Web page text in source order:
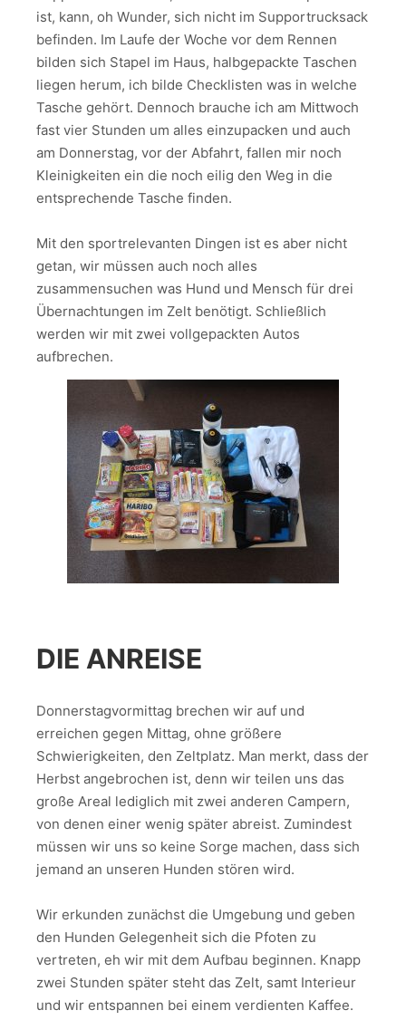
ist, kann, oh Wunder, sich nicht im Supportrucksack
befinden. Im Laufe der Woche vor dem Rennen
bilden sich Stapel im Haus, halbgepackte Taschen
liegen herum, ich bilde Checklisten was in welche
Tasche gehört. Dennoch brauche ich am Mittwoch
fast vier Stunden um alles einzupacken und auch
am Donnerstag, vor der Abfahrt, fallen mir noch
Kleinigkeiten ein die noch eilig den Weg in die
entsprechende Tasche finden.
Mit den sportrelevanten Dingen ist es aber nicht
getan, wir müssen auch noch alles
zusammensuchen was Hund und Mensch für drei
Übernachtungen im Zelt benötigt. Schließlich
werden wir mit zwei vollgepackten Autos
aufbrechen.
DIE ANREISE
Donnerstagvormittag brechen wir auf und
erreichen gegen Mittag, ohne größere
Schwierigkeiten, den Zeltplatz. Man merkt, dass der
Herbst angebrochen ist, denn wir teilen uns das
große Areal lediglich mit zwei anderen Campern,
von denen einer wenig später abreist. Zumindest
müssen wir uns so keine Sorge machen, dass sich
jemand an unseren Hunden stören wird.
Wir erkunden zunächst die Umgebung und geben
den Hunden Gelegenheit sich die Pfoten zu
vertreten, eh wir mit dem Aufbau beginnen. Knapp
zwei Stunden später steht das Zelt, samt Interieur
und wir entspannen bei einem verdienten Kaffee.